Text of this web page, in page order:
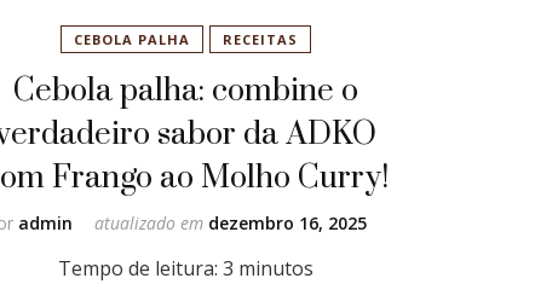
CEBOLA PALHA RECEITAS
Cebola palha: combine o
sabor da ADKO
Frango ao Molho Curry!
admin atualizado em dezembro 16, 2025
Tempo de leitura: 3 minutos